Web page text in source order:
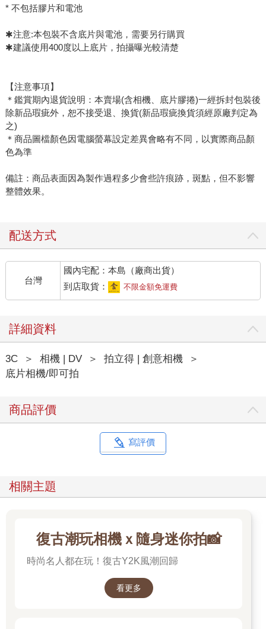
* 不包括膠片和電池
✱注意:本包裝不含底片與電池，需要另行購買
✱建議使用400度以上底片，拍攝曝光較清楚
【注意事項】
＊鑑賞期內退貨說明：本賣場(含相機、底片膠捲)一經拆封包裝後
除新品瑕疵外，恕不接受退、換貨(新品瑕疵換貨須經原廠判定為
之)
＊商品圖檔顏色因電腦螢幕設定差異會略有不同，以實際商品顏
色為準
備註：商品表面因為製作過程多少會些許痕跡，斑點，但不影響
整體效果。
配送方式
台灣
國內宅配：本島（廠商出貨）
到店取貨：
不限金額免運費
詳細資料
3C ＞ 相機 | DV ＞ 拍立得 | 創意相機
＞
底片相機/即可拍
商品評價
寫評價
相關主題
復古潮玩相機ｘ隨身迷你拍📸
時尚名人都在玩！復古Y2K風潮回歸
看更多